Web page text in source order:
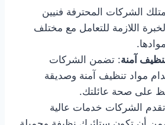
الشركات المحترفة فنيين
اللازمة للتعامل مع مختلف
آمنة: تضمن الشركات
مواد تنظيف آمنة وصديقة
على صحة عائلتك.
الشركات خدمات عالية